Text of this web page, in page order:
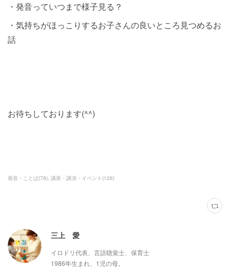
・発音っていつまで様子見る？
・気持ちがほっこりするお子さんの良いところ見つめるお
話
お待ちしております(^^)
発音・ことば(78) 講座・講演・イベント (126)
三上 愛
イロドリ代表、言語聴覚士、保育士
1986年生まれ、1児の母。